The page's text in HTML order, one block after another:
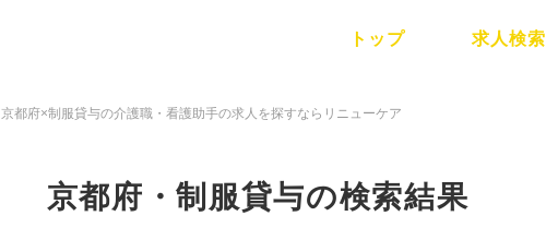
トップ 求人検索
京都府×制服貸与の介護職・看護助手の求人を探すならリニューケア
京都府・制服貸与の検索結果